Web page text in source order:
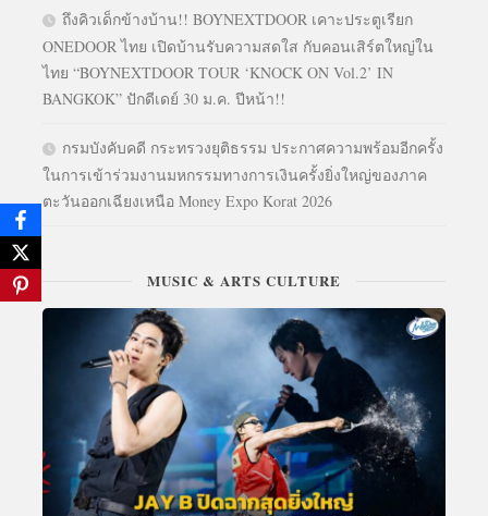
ถึงคิวเด็กข้างบ้าน!! BOYNEXTDOOR เคาะประตูเรียก
ONEDOOR ไทย เปิดบ้านรับความสดใส กับคอนเสิร์ตใหญ่ใน
ไทย “BOYNEXTDOOR TOUR ‘KNOCK ON Vol.2’ IN
BANGKOK” ปักดีเดย์ 30 ม.ค. ปีหน้า!!
กรมบังคับคดี กระทรวงยุติธรรม ประกาศความพร้อมอีกครั้ง
ในการเข้าร่วมงานมหกรรมทางการเงินครั้งยิ่งใหญ่ของภาค
ตะวันออกเฉียงเหนือ Money Expo Korat 2026
MUSIC & ARTS CULTURE